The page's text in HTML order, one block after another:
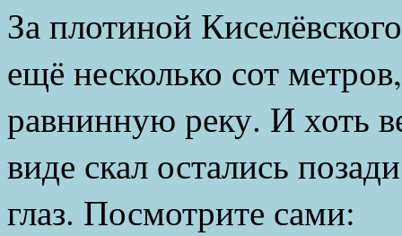
За плотиной
ещё несколько сот
равнинную реку. И хоть
виде скал остались
глаз. Посмотрите сами: